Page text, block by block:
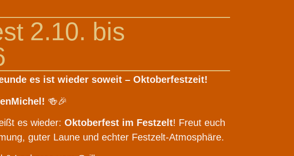
2.10. bis
es ist wieder soweit – Oktoberfestzeit!
🍻🎉
es wieder: Oktoberfest im Festzelt! Freut euch
guter Laune und echter Festzelt-Atmosphäre.